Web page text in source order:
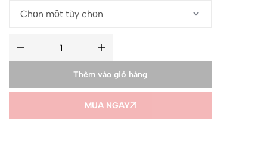
Thêm vào giỏ hàng
MUA NGAY